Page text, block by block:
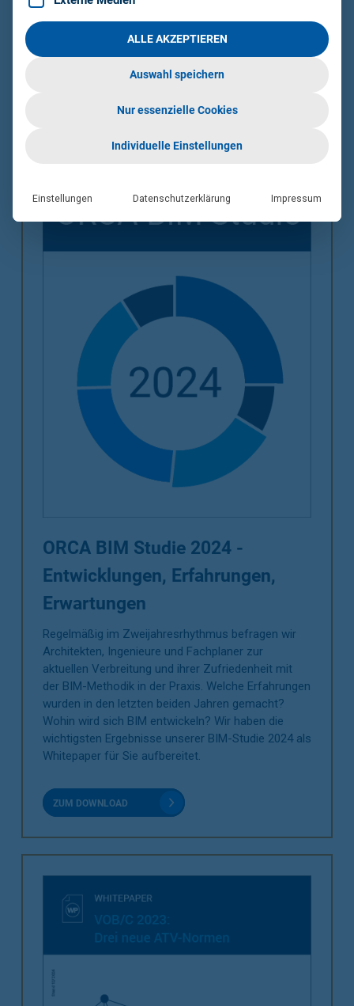
wurden insbesondere die Änderungen in den
Regelwerken des Zentralverbands des Deutschen
Dachdeckerhandwerks (ZVDH) von 2024 ergänzt.
(Stand 04/2025)
ZUM DOWNLOAD
ORCA BIM Studie 2024 -
Entwicklungen, Erfahrungen,
Erwartungen
Regelmäßig im Zweijahresrhythmus befragen wir
Architekten, Ingenieure und Fachplaner zur
aktuellen Verbreitung und ihrer Zufriedenheit mit
der BIM-Methodik in der Praxis. Welche Erfahrungen
wurden in den letzten beiden Jahren gemacht?
Wohin wird sich BIM entwickeln? Wir haben die
wichtigsten Ergebnisse unserer BIM-Studie 2024 als
Whitepaper für Sie aufbereitet.
ZUM DOWNLOAD
ALLE AKZEPTIEREN
Auswahl speichern
Nur essenzielle Cookies
Individuelle Einstellungen
Einstellungen Datenschutzerklärung Impressum